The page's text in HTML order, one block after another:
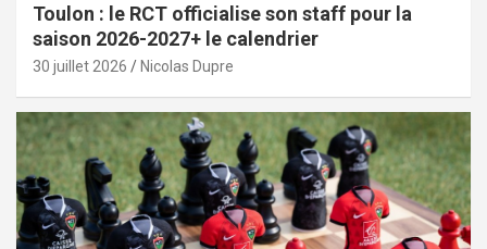
Toulon : le RCT officialise son staff pour la
saison 2026-2027+ le calendrier
30 juillet 2026 Nicolas Dupre